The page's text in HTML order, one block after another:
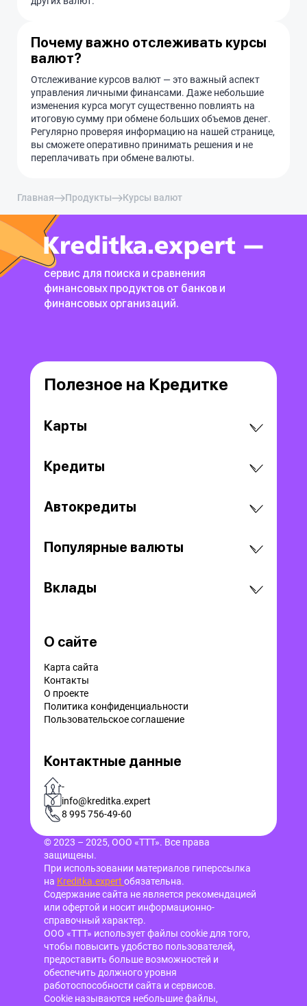
Почему важно отслеживать курсы
валют?
Отслеживание курсов валют — это важный аспект
управления личными финансами. Даже небольшие
изменения курса могут существенно повлиять на
итоговую сумму при обмене больших объемов денег.
Регулярно проверяя информацию на нашей странице,
вы сможете оперативно принимать решения и не
переплачивать при обмене валюты.
Главная Продукты Курсы валют
сервис для поиска и сравнения
финансовых продуктов от банков и
финансовых организаций.
Полезное на Кредитке
Карты
Кредиты
Автокредиты
Популярные валюты
Вклады
О сайте
Карта сайта
Контакты
О проекте
Политика конфиденциальности
Пользовательское соглашение
Контактные данные
-
info@kreditka.expert
8 995 756-49-60
© 2023 – 2025, ООО «ТТТ». Все права
защищены.
При использовании материалов гиперссылка
на Kreditka.expert обязательна.
Содержание сайта не является рекомендацией
или офертой и носит информационно-
справочный характер.
ООО «ТТТ» использует файлы cookie для того,
чтобы повысить удобство пользователей,
предоставить больше возможностей и
обеспечить должного уровня
работоспособности сайта и сервисов.
Cookie называются небольшие файлы,